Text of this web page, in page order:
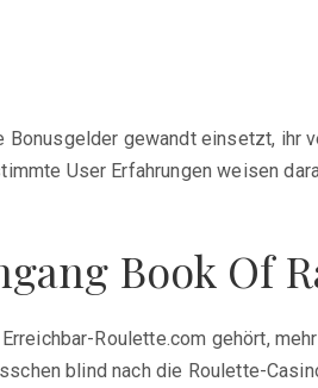
gewandt einsetzt, ihr
User Erfahrungen weisen
Book Of
Roulette.com gehört,
blind nach die Roulette-